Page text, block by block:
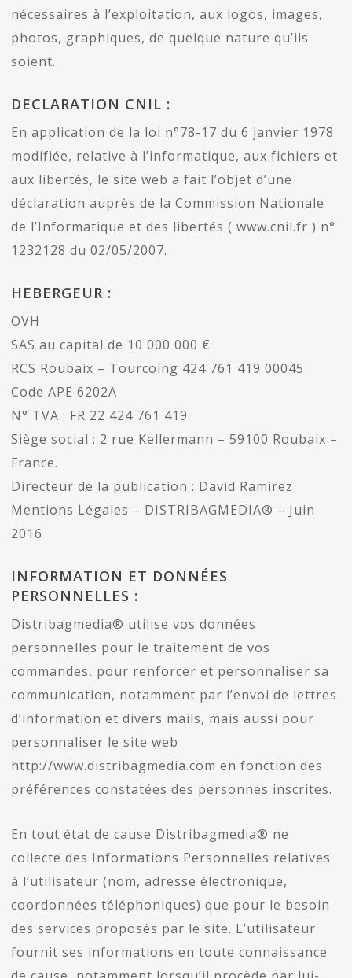
nécessaires à l’exploitation, aux logos, images,
photos, graphiques, de quelque nature qu’ils
soient.
DECLARATION CNIL :
En application de la loi n°78-17 du 6 janvier 1978
modifiée, relative à l’informatique, aux fichiers et
aux libertés, le site web a fait l’objet d’une
déclaration auprès de la Commission Nationale
de l’Informatique et des libertés ( www.cnil.fr ) n°
1232128 du 02/05/2007.
HEBERGEUR :
OVH
SAS au capital de 10 000 000 €
RCS Roubaix – Tourcoing 424 761 419 00045
Code APE 6202A
N° TVA : FR 22 424 761 419
Siège social : 2 rue Kellermann – 59100 Roubaix –
France.
Directeur de la publication : David Ramirez
Mentions Légales – DISTRIBAGMEDIA® – Juin
2016
INFORMATION ET DONNÉES
PERSONNELLES :
Distribagmedia® utilise vos données
personnelles pour le traitement de vos
commandes, pour renforcer et personnaliser sa
communication, notamment par l’envoi de lettres
d’information et divers mails, mais aussi pour
personnaliser le site web
http://www.distribagmedia.com en fonction des
préférences constatées des personnes inscrites.
En tout état de cause Distribagmedia® ne
collecte des Informations Personnelles relatives
à l’utilisateur (nom, adresse électronique,
coordonnées téléphoniques) que pour le besoin
des services proposés par le site. L’utilisateur
fournit ses informations en toute connaissance